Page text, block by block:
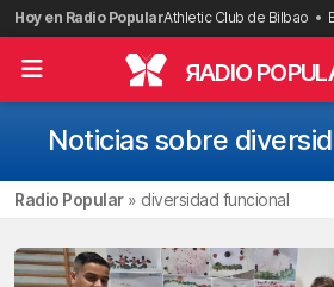
Saltar
al
contenido
Hoy en Radio PopularAthletic Club de Bilbao
RADIO
Noticias sobre
Radio Popular» diversidad funcional